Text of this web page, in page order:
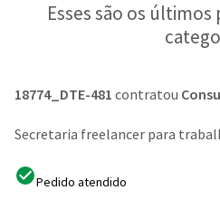
Esses são os últimos
18774_DTE-481 contratou
Secretaria freelancer para
Pedido atendido